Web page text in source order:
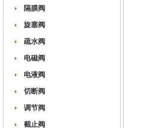
隔膜阀
旋塞阀
疏水阀
电磁阀
电液阀
切断阀
调节阀
截止阀